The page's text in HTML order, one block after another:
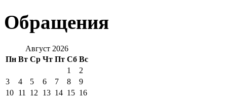
Обращения
Август 2026
Пн Вт Ср Чт Пт Сб Вс
1
2
3
4 5 6 7 8
9
10 11 12 13 14 15 16